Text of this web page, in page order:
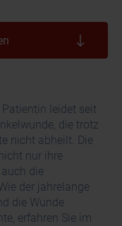
leidet seit
die trotz
nicht abheilt. Die
nur ihre
auch die
der jahrelange
die Wunde
erfahren Sie im